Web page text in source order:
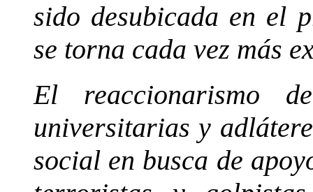
sido desubicada en el
se torna cada vez más
El reaccionarismo
universitarias y
social en busca de